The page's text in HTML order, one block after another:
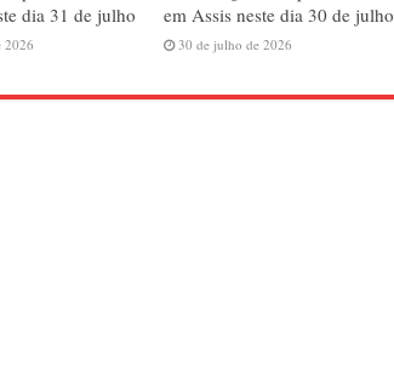
dia 31 de julho
2026
em Assis neste dia 30 de julho
30 de julho de 2026